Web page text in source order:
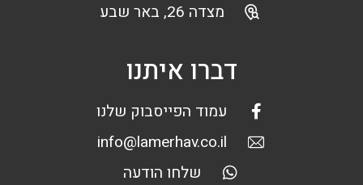
מצדה 26, באר שבע
דברו איתנו
עמוד הפייסבוק שלנו
info@lamerhav.co.il
שלחו הודעה